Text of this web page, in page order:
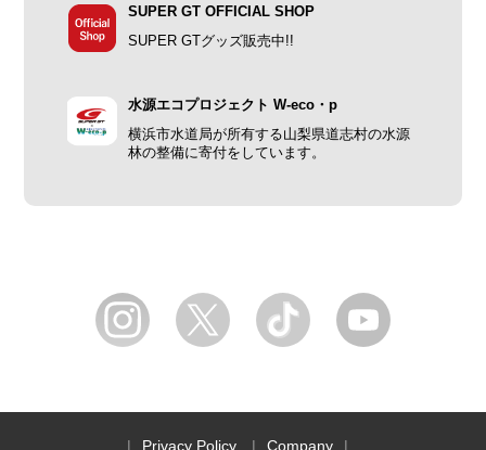
SUPER GT OFFICIAL SHOP
SUPER GTグッズ販売中!!
水源エコプロジェクト W-eco・p
横浜市水道局が所有する山梨県道志村の水源
林の整備に寄付をしています。
Privacy Policy Company